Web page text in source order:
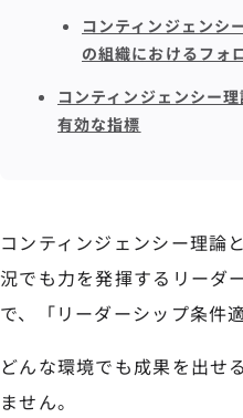
コンティンジェンシ
の組織におけるフォ
コンティンジェンシー
有効な指標
コンティンジェンシー理論
況でも力を発揮するリーダ
で、「リーダーシップ条件
どんな環境でも成果を出せ
ません。